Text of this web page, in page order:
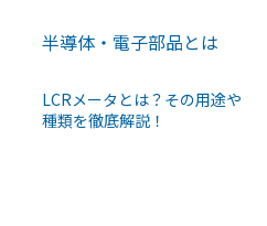
半導体・電子部品とは
LCRメータとは？その用途や
種類を徹底解説！